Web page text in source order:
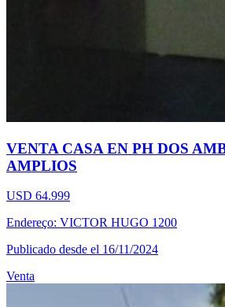
VENTA CASA EN PH DOS
AMPLIOS
USD 64.999
Endereço: VICTOR HUGO 1200
Publicado desde el 16/11/2024
Venta